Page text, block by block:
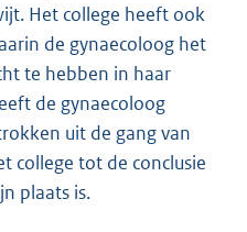
Het college heeft ook
de gynaecoloog het
te hebben in haar
de gynaecoloog
uit de gang van
college tot de conclusie
plaats is.